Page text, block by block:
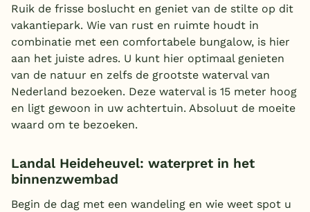
Ruik de frisse boslucht en geniet van de stilte op dit
vakantiepark. Wie van rust en ruimte houdt in
combinatie met een comfortabele bungalow, is hier
aan het juiste adres. U kunt hier optimaal genieten
van de natuur en zelfs de grootste waterval van
Nederland bezoeken. Deze waterval is 15 meter hoog
en ligt gewoon in uw achtertuin. Absoluut de moeite
waard om te bezoeken.
Landal Heideheuvel: waterpret in het
binnenzwembad
Begin de dag met een wandeling en wie weet spot u